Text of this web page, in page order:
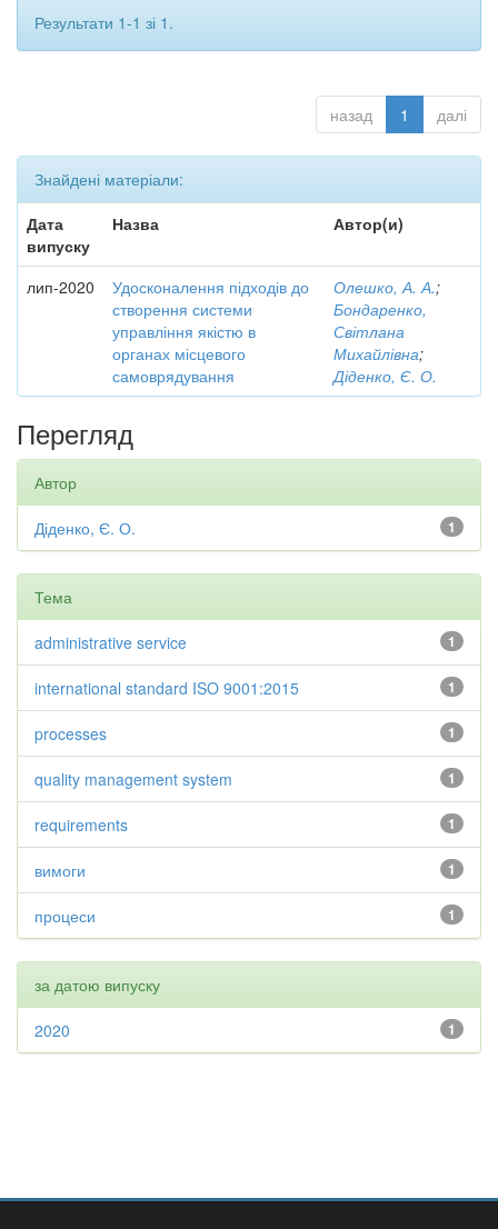
Результати 1-1 зі 1.
назад 1 далі
Знайдені матеріали:
Дата
випуску
Назва Автор(и)
лип-2020
Удосконалення підходів до
створення системи
управління якістю в
органах місцевого
самоврядування
Олешко, А. А.;
Бондаренко,
Світлана
Михайлівна;
Діденко, Є. О.
Перегляд
Автор
1
Діденко, Є. О.
Тема
1
administrative service
1
international standard ISO 9001:2015
1
processes
1
quality management system
1
requirements
1
вимоги
1
процеси
за датою випуску
1
2020